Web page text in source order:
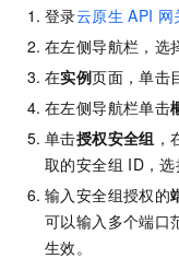
登录云原生 API 网
在左侧导航栏，选
在实例页面，单击
在左侧导航栏单击
单击授权安全组 ，
取的安全组 ID，选
输入安全组授权的
可以输入多个端口
生效。